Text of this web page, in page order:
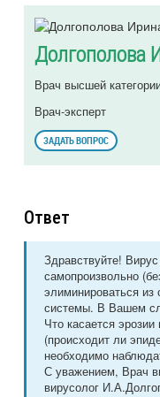
Долгополова
Врач высшей
Врач-эксперт
ЗАДАТЬ ВОПРОС
Ответ
Здравствуйте!
самопроизвольно
элиминироваться
системы. В Вашем
Что касается
(происходит ли
необходимо
С уважением, Врач
вирусолог